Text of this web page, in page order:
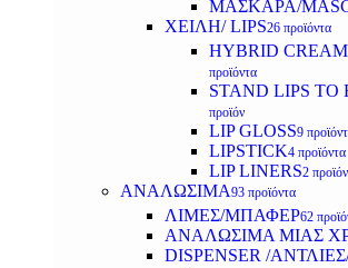
ΜΑΣΚΑΡΑ/
ΧΕΙΛΗ/ LIPS26 προϊόντα
HYBRID
προϊόντα
STAND LIPS TO
προϊόν
LIP GLOSS9
LIPSTICK4 προϊόντα
LIP LINERS2
ΑΝΑΛΩΣΙΜΑ93 προϊόντα
ΛΙΜΕΣ/ΜΠΑΦΕΡ62
ΑΝΑΛΩΣΙΜΑ ΜΙΑΣ
DISPENSER /